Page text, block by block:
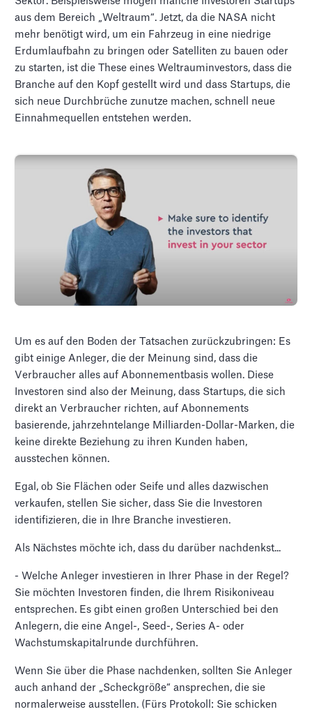
aus dem Bereich „Weltraum“. Jetzt, da die NASA nicht
mehr benötigt wird, um ein Fahrzeug in eine niedrige
Erdumlaufbahn zu bringen oder Satelliten zu bauen oder
zu starten, ist die These eines Weltrauminvestors, dass die
Branche auf den Kopf gestellt wird und dass Startups, die
sich neue Durchbrüche zunutze machen, schnell neue
Einnahmequellen entstehen werden.
Um es auf den Boden der Tatsachen zurückzubringen: Es
gibt einige Anleger, die der Meinung sind, dass die
Verbraucher alles auf Abonnementbasis wollen. Diese
Investoren sind also der Meinung, dass Startups, die sich
direkt an Verbraucher richten, auf Abonnements
basierende, jahrzehntelange Milliarden-Dollar-Marken, die
keine direkte Beziehung zu ihren Kunden haben,
ausstechen können.
Egal, ob Sie Flächen oder Seife und alles dazwischen
verkaufen, stellen Sie sicher, dass Sie die Investoren
identifizieren, die in Ihre Branche investieren.
Als Nächstes möchte ich, dass du darüber nachdenkst...
- Welche Anleger investieren in Ihrer Phase in der Regel?
Sie möchten Investoren finden, die Ihrem Risikoniveau
entsprechen. Es gibt einen großen Unterschied bei den
Anlegern, die eine Angel-, Seed-, Series A- oder
Wachstumskapitalrunde durchführen.
Wenn Sie über die Phase nachdenken, sollten Sie Anleger
auch anhand der „Scheckgröße“ ansprechen, die sie
normalerweise ausstellen. (Fürs Protokoll: Sie schicken